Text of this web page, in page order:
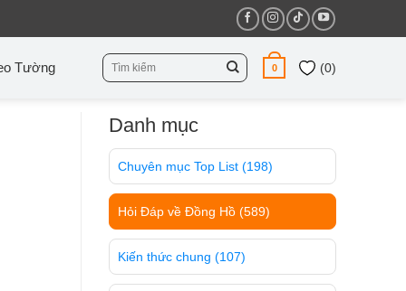
Tường
Tìm
kiếm:
0 (0)
Danh mục
Chuyên mục Top List (198)
Hỏi Đáp về Đồng Hồ (589)
Kiến thức chung (107)